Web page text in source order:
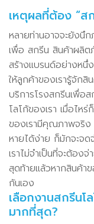
เหตุผลที่ต้อง “
หลายท่านอาจจะยังนึ
เพื่อ สกรีน สินค้าผลิต
สร้างแบรนด์อย่างหนึ่
ให้ลูกค้าของเรารู้จักสิ
บริการโรงสกรีนเพื่อส
โลโก้ของเรา เมื่อไหร่
ของเรามีคุณภาพจริง
หายได้ง่าย ก็มักจะจด
เราไม่จำเป็นที่จะต้อง
สุดท้ายแล้วหากสินค้
กันเอง
เลือกงานสกรีนโ
มากที่สุด?